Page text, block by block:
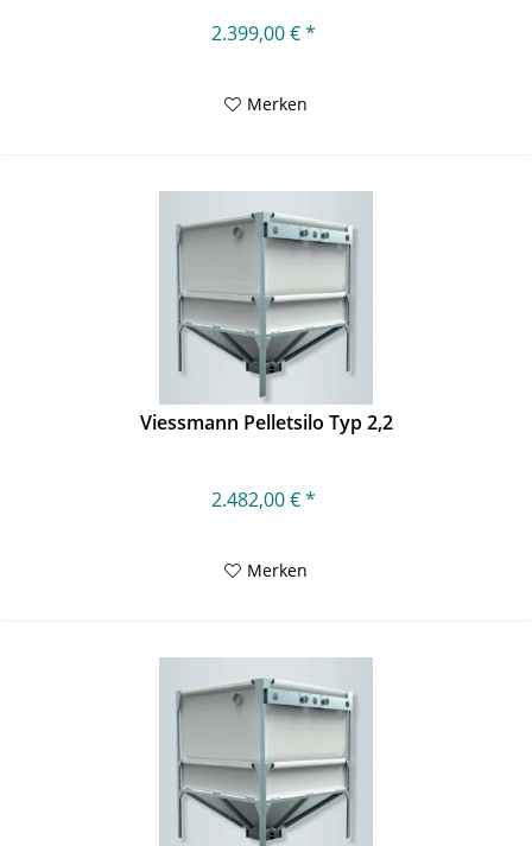
2.399,00 € *
Merken
Viessmann Pelletsilo Typ 2,2
2.482,00 € *
Merken